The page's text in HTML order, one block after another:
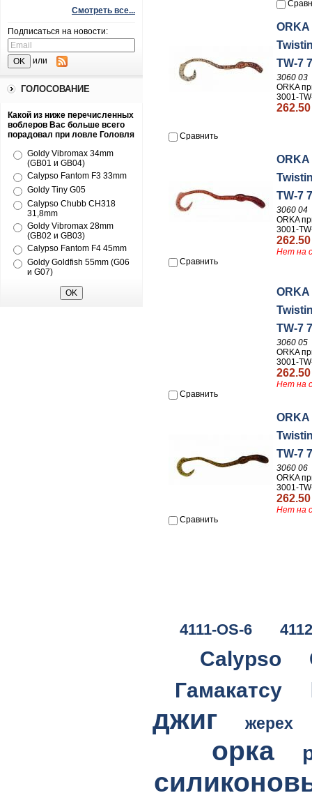
Смотреть все...
Подписаться на новости:
или
ГОЛОСОВАНИЕ
Какой из ниже перечисленных
воблеров Вас больше всего
порадовал при ловле Головля
Goldy Vibromax 34mm
(GB01 и GB04)
Calypso Fantom F3 33mm
Goldy Tiny G05
Calypso Chubb CH318
31,8mm
Goldy Vibromax 28mm
(GB02 и GB03)
Calypso Fantom F4 45mm
Goldy Goldfish 55mm (G06
и G07)
TW-7
3060 03
ORKA
3001-
Сравнить
TW-7
3060 04
ORKA
3001-
Нет на
Сравнить
TW-7
3060 05
ORKA
3001-
Нет на
Сравнить
TW-7
3060 06
ORKA
3001-
Нет на
Сравнить
4111-OS-6
Calypso
Гамакатсу
джиг
жерех
орка